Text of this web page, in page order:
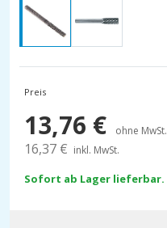
Preis
13,76 € ohne MwSt.
16,37 € inkl. MwSt.
Sofort ab Lager lieferbar.